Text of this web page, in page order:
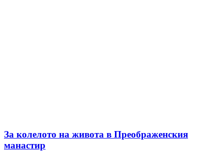
За колелото на живота в Преображенския
манастир